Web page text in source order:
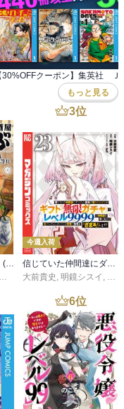
もっと見る
異世界居酒屋「のぶ」(22)
,転
3位
今週入荷
信じていた仲間達にダンジョン奥地で殺されかけたがギフト『無限ガチャ』でレベル９９９９の仲間達を手に入れて元パーティーメンバーと世界に復讐＆『ざまぁ！』します！（２３）
大前貴史 , 明鏡シスイ , ｔ
6位